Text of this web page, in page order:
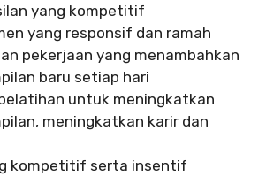
yang kompetitif
yang responsif dan ramah
pekerjaan yang menambahkan
baru setiap hari
untuk meningkatkan
meningkatkan karir dan
kompetitif serta insentif